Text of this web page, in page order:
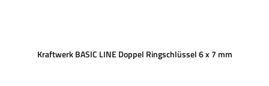
Kraftwerk BASIC LINE Doppel Ringschlüssel 6 x 7 mm